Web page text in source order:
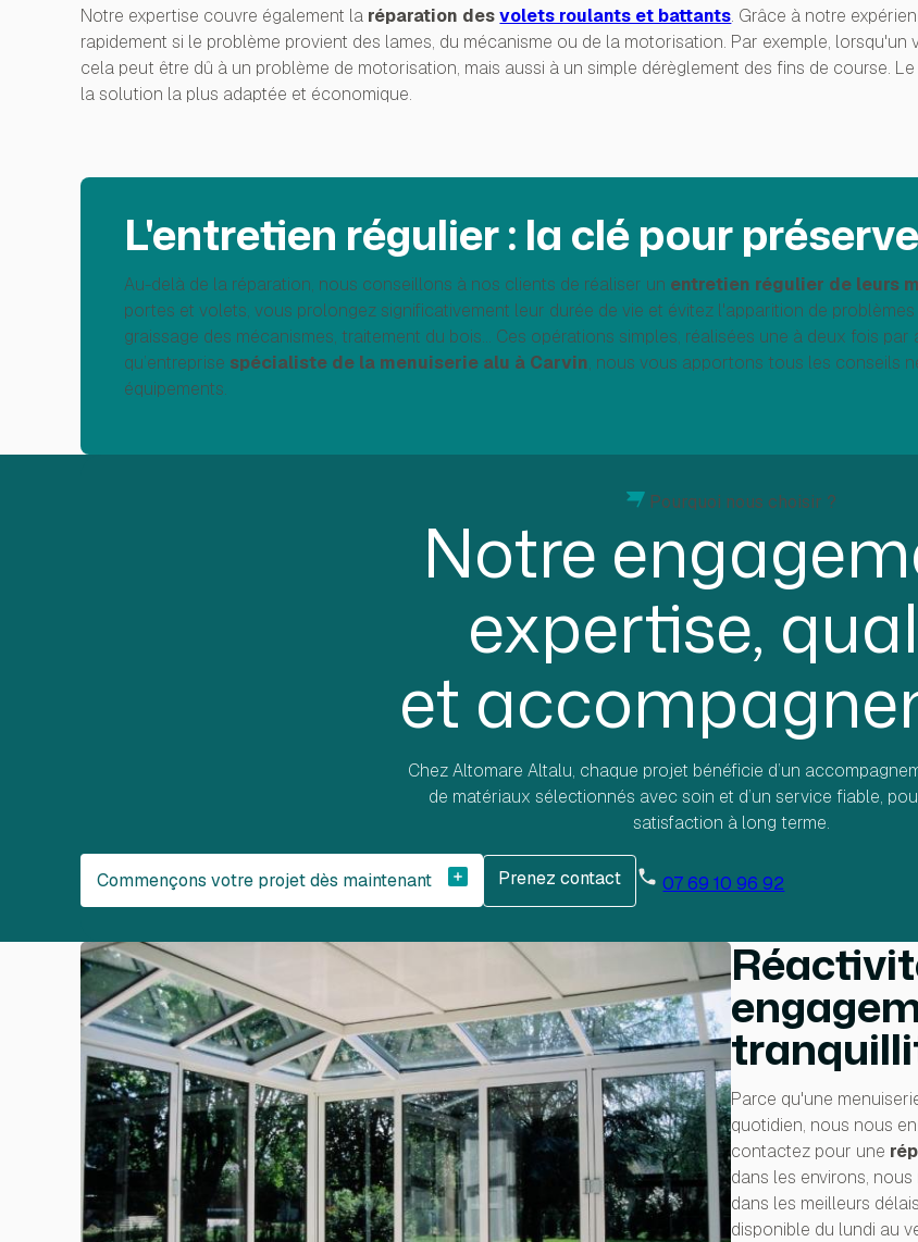
Notre expertise couvre également la réparation desvolets roulants et battants. Grâce à notre
rapidement si le problème provient des lames, du mécanisme ou de la motorisation. Par exemple,
cela peut être dû à un problème de motorisation, mais aussi à un simple dérèglement des fins de course.
la solution la plus adaptée et économique.
L'entretien régulier : la clé pour
Au-delà de la réparation, nous conseillons à nos clients de réaliser un entretien régulier de leurs
portes et volets, vous prolongez significativement leur durée de vie et évitez l'apparition de
graissage des mécanismes, traitement du bois... Ces opérations simples, réalisées une à deux fois
qu’entreprise spécialiste de la menuiserie alu à Carvin, nous vous apportons tous les conseils
équipements.
Pourquoi nous choisir ?
Notre
expertise,
et
Chez Altomare Altalu, chaque projet bénéficie d’un
de matériaux sélectionnés avec soin et d’un service fiable,
satisfaction à long terme.
Commençons votre projet dès maintenant Prenez contact 07 69 10 96 92
Parce qu'une
quotidien, nous nous
contactez pour une
dans les environs,
dans les meilleurs
disponible du lundi au